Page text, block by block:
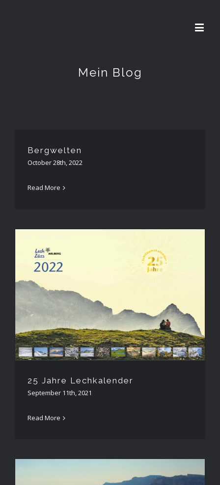
Mein Blog
Bergwelten
October 28th, 2022
Read More
25 Jahre Lechkalender
25 Jahre Lechkalender
September 11th, 2021
Read More